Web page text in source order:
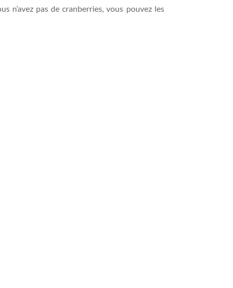
n’avez pas de cranberries, vous pouvez les